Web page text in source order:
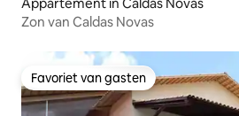
Zon van Caldas Novas
Favoriet van gasten
Favoriet van gasten